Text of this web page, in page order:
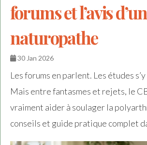
forums et l’avis d’un
naturopathe
30 Jan 2026
Les forums en parlent. Les études
Mais entre fantasmes et rejets, le
vraiment aider à soulager la
conseils et guide pratique complet